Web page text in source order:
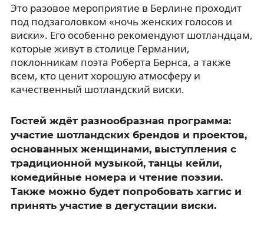
Это разовое мероприятие в Берлине проходит
под подзаголовком «ночь женских голосов и
виски». Его особенно рекомендуют шотландцам,
которые живут в столице Германии,
поклонникам поэта Роберта Бернса, а также
всем, кто ценит хорошую атмосферу и
качественный шотландский виски.
Гостей ждёт разнообразная программа:
участие шотландских брендов и проектов,
основанных женщинами, выступления с
традиционной музыкой, танцы кейли,
комедийные номера и чтение поэзии.
Также можно будет попробовать хаггис и
принять участие в дегустации виски.